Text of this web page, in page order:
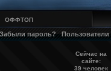
ОФФТОП
Забыли пароль? Пользователи
Сейчас на
сайте:
39 человек